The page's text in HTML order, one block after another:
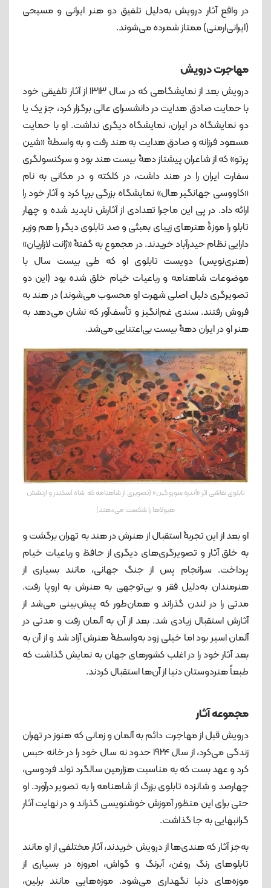
در واقع آثار درویش به‌دلیل تلفیق دو هنر ایرانی و مسیحی
(ایرانی‌ارمنی) ممتاز شمرده می‌شوند.
مهاجرت درویش
درویش بعد از نمایشگاهی که در سال ۱۳۱۳ از آثار تلفیقی خود
با حمایت صادق هدایت در دانشسرای عالی برگزار کرد، جز یک یا
دو نمایشگاه در ایران، نمایشگاه دیگری نداشت. او با حمایت
مسعود فرزانه و صادق هدایت به هند رفت و به واسطۀ «شین
پرتو» که از شاعران پیشتاز دهۀ بیست هند بود و سرکنسولگری
سفارت ایران را در هند داشت، در کلکته و در مکانی به نام
«کاووسی جهانگیر هال» نمایشگاه بزرگی برپا کرد و آثار خود را
ارائه داد. در پی این ماجرا تعدادی از آثارش ناپدید شده و چهار
تابلو را موزۀ‌ هنرهای زیبای بمبئی و صد تابلوی دیگر را هم وزیر
دارایی نظام حیدرآباد خریدند. در مجموع به گفتۀ «ژانت لازاریان»
(هنری‌نویس) دویست تابلوی او که طی بیست سال با
موضوعات شاهنامه و رباعیات خیام خلق شده بود (این دو
تصویرگری دلیل اصلی شهرت او محسوب می‌شوند) در هند به
فروش رفتند. سندی غم‌انگیز و تأسف‌آور که نشان می‌دهد به
هنر او در ایران دهۀ‌ بیست بی‌اعتنایی می‌شد.
تابلوی نقاشی اثر «آندره سوروگین» (تصویری از شاهنامه که شاه اسکندر و ارتشش
هیولاها را شکست می‌دهند)
او بعد از این تجربۀ استقبال از هنرش در هند به تهران برگشت و
به خلق آثار و تصویرگری‌های دیگری از حافظ و رباعیات خیام
پرداخت. سرانجام پس از جنگ جهانی، مانند بسیاری از
هنرمندان به‌دلیل فقر و بی‌توجهی به هنرش به اروپا رفت.
مدتی را در لندن گذراند و همان‌طور که پیش‌بینی می‌شد از
آثارش استقبال زیادی شد. بعد از آن به آلمان رفت و مدتی در
آلمان اسیر بود اما خیلی زود به‌واسطۀ هنرش آزاد شد و از آن به
بعد آثار خود را در اغلب کشورهای جهان به نمایش گذاشت که
طبعاً هنردوستان دنیا از آن‌ها استقبال کردند.
مجموعه آثار
درویش قبل از مهاجرت دائم به آلمان و زمانی که هنوز در تهران
زندگی می‌کرد، از سال 1924 حدود نه سال خود را در خانه حبس
کرد و عهد بست که به مناسبت هزارمین سالگرد تولد فردوسی،
چهارصد و شانزده تابلوی بزرگ از شاهنامه را به تصویر درآورد. او
حتی برای این منظور آموزش خوشنویسی گذراند و در نهایت آثار
گرانبهایی به جا گذاشت.
به‌جز آثار که هندی‌ها از درویش خریدند، آثار مختلفی از او مانند
تابلوهای رنگ روغن، آبرنگ و گواش، امروزه در بسیاری از
موزه‌های دنیا نگهداری می‌شود. موزه‌هایی مانند برلین،